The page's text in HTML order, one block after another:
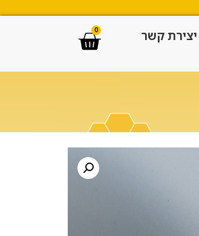
יצירת קשר 0